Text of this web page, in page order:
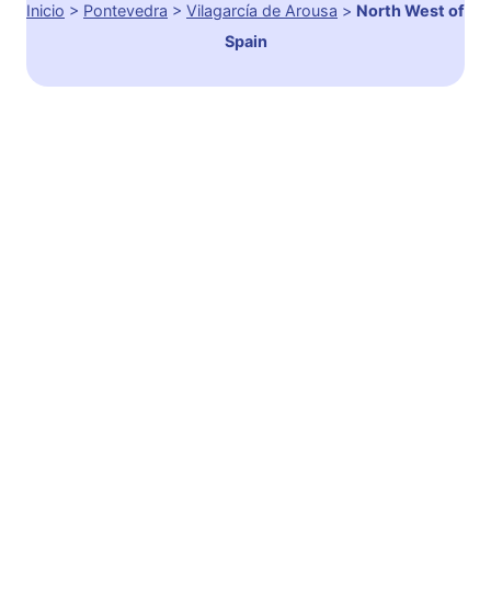
Inicio > Pontevedra > Vilagarcía de Arousa > North West of
Spain